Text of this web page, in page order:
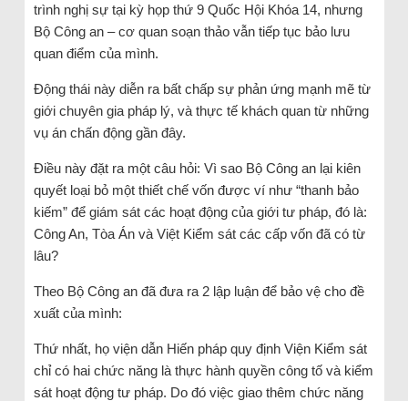
trình nghị sự tại kỳ họp thứ 9 Quốc Hội Khóa 14, nhưng
Bộ Công an – cơ quan soạn thảo vẫn tiếp tục bảo lưu
quan điểm của mình.
Động thái này diễn ra bất chấp sự phản ứng mạnh mẽ từ
giới chuyên gia pháp lý, và thực tế khách quan từ những
vụ án chấn động gần đây.
Điều này đặt ra một câu hỏi: Vì sao Bộ Công an lại kiên
quyết loại bỏ một thiết chế vốn được ví như “thanh bảo
kiếm” để giám sát các hoạt động của giới tư pháp, đó là:
Công An, Tòa Án và Việt Kiểm sát các cấp vốn đã có từ
lâu?
Theo Bộ Công an đã đưa ra 2 lập luận để bảo vệ cho đề
xuất của mình:
Thứ nhất, họ viện dẫn Hiến pháp quy định Viện Kiểm sát
chỉ có hai chức năng là thực hành quyền công tố và kiểm
sát hoạt động tư pháp. Do đó việc giao thêm chức năng